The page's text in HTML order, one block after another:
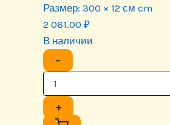
Размер: 300 × 12 см cm
2 061.00 ₽
В наличии
−
+